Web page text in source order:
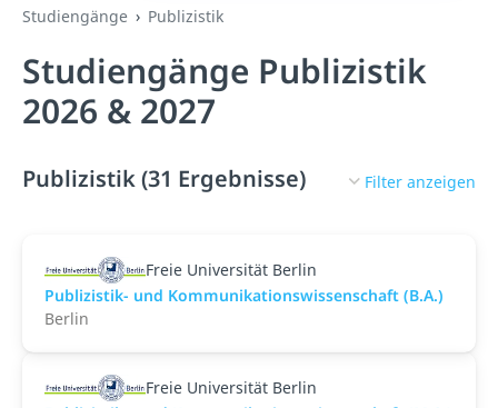
Studiengänge Publizistik
Studiengänge Publizistik
2026 & 2027
Publizistik (31 Ergebnisse) Filter anzeigen
Freie Universität Berlin
Publizistik- und Kommunikationswissenschaft (B.A.)
Berlin
Freie Universität Berlin